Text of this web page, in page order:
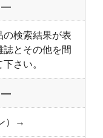
―
の検索結果が表
とその他を間
さい。
―
）→